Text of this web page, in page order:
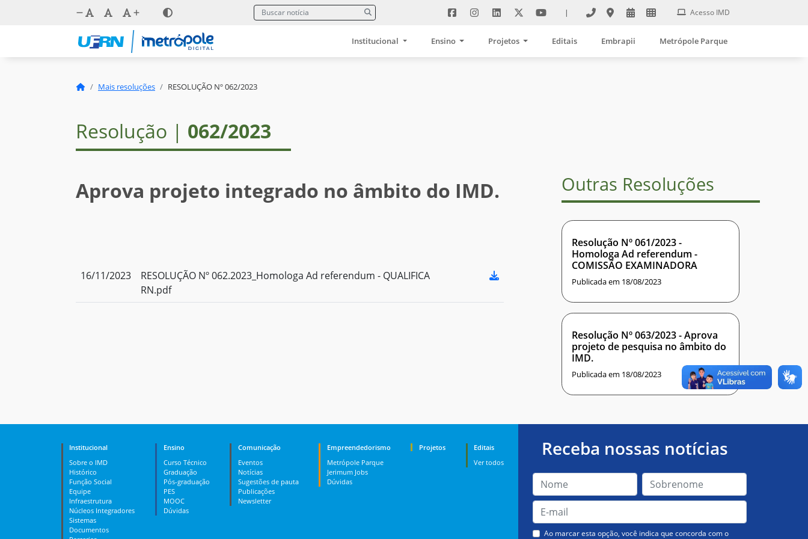
| Acesso IMD
Institucional Ensino Projetos Editais Embrapii Metrópole Parque
Mais resoluções RESOLUÇÃO Nº 062/2023
Resolução | 062/2023
Aprova projeto integrado no âmbito do IMD.
16/11/2023
RESOLUÇÃO Nº 062.2023_Homologa Ad referendum - QUALIFICA
RN.pdf
Outras Resoluções
Resolução Nº 061/2023 -
Homologa Ad referendum -
COMISSÃO EXAMINADORA
Publicada em 18/08/2023
Resolução Nº 063/2023 - Aprova
projeto de pesquisa no âmbito do
IMD.
Publicada em 18/08/2023
Institucional
Sobre o IMD
Histórico
Função Social
Equipe
Infraestrutura
Núcleos Integradores
Sistemas
Documentos
Ensino
Curso Técnico
Graduação
Pós-graduação
PES
MOOC
Dúvidas
Comunicação
Eventos
Notícias
Sugestões de pauta
Publicações
Newsletter
Empreendedorismo
Metrópole Parque
Jerimum Jobs
Dúvidas
Projetos
Editais
Ver todos
Receba nossas notícias
Ao marcar esta opção, você indica que concorda com o